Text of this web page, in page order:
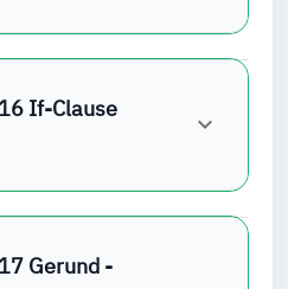
If-Clause
Gerund -